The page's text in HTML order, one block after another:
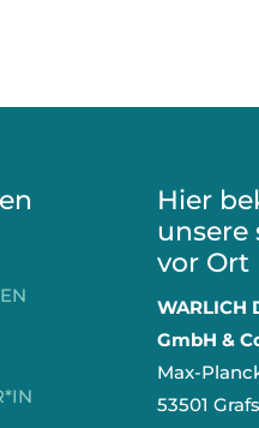
Hier
unsere
vor Ort
WARLICH
GmbH &
Max-
53501